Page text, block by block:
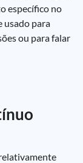
específico no
usado para
ou para falar